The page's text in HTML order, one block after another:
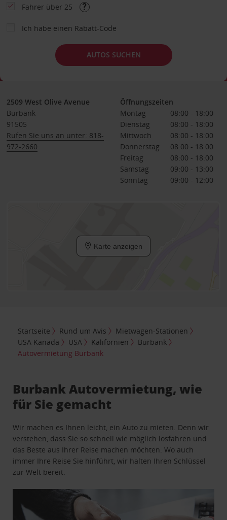
Fahrer über 25
Ich habe einen Rabatt-Code
AUTOS SUCHEN
2509 West Olive Avenue
Burbank
91505
Rufen Sie uns an unter: 818-
972-2660
Öffnungszeiten
Montag
08:00 - 18:00
Dienstag
08:00 - 18:00
Mittwoch
08:00 - 18:00
Donnerstag
08:00 - 18:00
Freitag
08:00 - 18:00
Samstag
09:00 - 13:00
Sonntag
09:00 - 12:00
Karte anzeigen
Startseite Rund um Avis
Mietwagen-Stationen
USA Kanada
USA Kalifornien
Burbank
Autovermietung Burbank
Burbank Autovermietung, wie
für Sie gemacht
Wir machen es Ihnen leicht, ein Auto zu mieten. Denn wir
verstehen, dass Sie so schnell wie möglich losfahren und
das Beste aus Ihrer Reise machen möchten. Wo auch
immer Ihre Reise Sie hinführt, wir halten Ihren Schlüssel
zur Welt bereit.